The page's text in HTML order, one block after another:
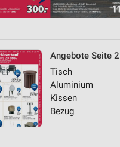
Angebote Seite 2
Tisch
Aluminium
Kissen
Bezug